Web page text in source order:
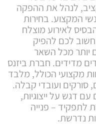
לנהל את ההפקה
המקצוע. בחירות
לאירוע מוצלח
לכם להפיק
יותר מכל השאר
מדידים. חברת ביזנס
מקצועי הכולל, מלבד
סורקים ועובדי קבלה.
דגש על ייצוגיות,
לתפקיד – פנייה
נדרשת.